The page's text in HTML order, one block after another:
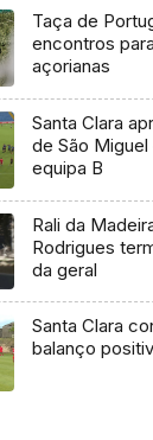
Taça de
encontros
açorianas
Santa Clara
de São
equipa B
Rali da
Rodrigues
da geral
Santa Clara
balanço